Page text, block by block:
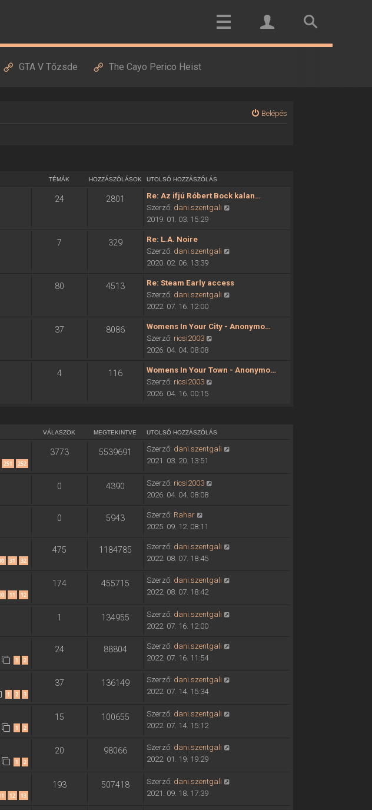
GTA V Tőzsde The Cayo Perico Heist
Belépés
TÉMÁK HOZZÁSZÓLÁSOK UTOLSÓ HOZZÁSZÓLÁS
24 2801
Re: Az ifjú Róbert Bock kalan…
Szerző: dani.szentgali
á
l
2019. 01. 03. 15:29
7 329
Re: L.A. Noire
Szerző: dani.szentgali
l
á
2020. 02. 06. 13:39
80 4513
Re: Steam Early access
Szerző: dani.szentgali
l
2022. 07. 16. 12:00
37 8086
Womens In Your City - Anonymo…
Szerző: ricsi2003
l
z
á
e
e
n
é
2026. 04. 04. 08:08
4 116
Womens In Your Town - Anonymo…
Szerző: ricsi2003
h
l
m
t
i
e
2026. 04. 16. 00:15
VÁLASZOK MEGTEKINTVE UTOLSÓ HOZZÁSZÓLÁS
251 252
3773 5539691 Szerző: dani.szentgali
2021. 03. 20. 13:51
0 4390 Szerző: ricsi2003
2026. 04. 04. 08:08
0 5943 Szerző: Rahar
2025. 09. 12. 08:11
31 32
475 1184785 Szerző: dani.szentgali
2022. 08. 07. 18:45
11 12
174 455715 Szerző: dani.szentgali
2022. 08. 07. 18:42
1 134955 Szerző: dani.szentgali
2022. 07. 16. 12:00
1 2
24 88804 Szerző: dani.szentgali
2022. 07. 16. 11:54
1 2 3
37 136149 Szerző: dani.szentgali
2022. 07. 14. 15:34
1 2
15 100655 Szerző: dani.szentgali
2022. 07. 14. 15:12
1 2
20 98066 Szerző: dani.szentgali
2022. 01. 19. 19:29
12 13
193 507418 Szerző: dani.szentgali
2021. 09. 18. 17:39